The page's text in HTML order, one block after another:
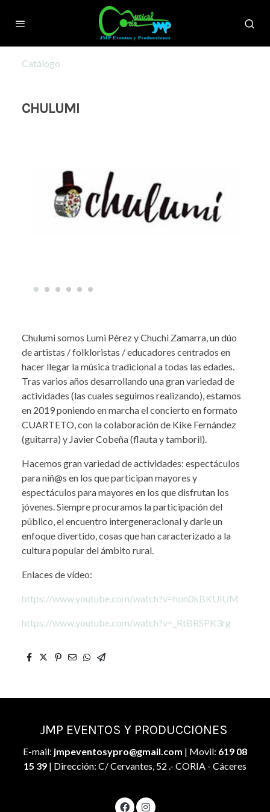
Catálogo
CHULUMI
Chulumi somos Lumi Pérez y Chuchi Zamarra, un dúo
de artistas / folkloristas / educadores centrados en
hacer llegar la música tradicional a todas las edades.
Tras varios años desarrollando una gran variedad de
actividades (las cuales seguimos realizando), estamos
en 2019 poniendo en marcha el concierto en formato
CUARTETO, con la colaboración de Kike Fernández
(guitarra) y Javier Cobeña (flauta y tamboril).
Hacemos gran variedad de actividades: espectáculos
para niñ@s en los que participan mayores y
espectáculos para mayores en los que disfrutan los
jóvenes. Siempre procuramos la participación del
público, el encuentro intergeneracional y darle un
enfoque divertido, cosas que han caracterizado a la
cultura popular del ámbito rural.
Enlaces de vídeo:
https://www.youtube.com/watch?v=hon0kBKUiUM
https://www.youtube.com/watch?v=_RtBRSPK3rg
JMP EVENTOS Y PRODUCCIONES
E-mail: jmpeventosypro@gmail.com | Movil: 619 08
15 39 | Dirección: C/ Cervantes, 52 .- CORIA - Cáceres